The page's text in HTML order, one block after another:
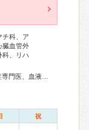
チ科、ア
臓血管外
科、リハ
祝